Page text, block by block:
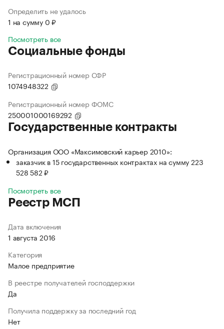
Определить не удалось
1 на сумму 0 ₽
Посмотреть все
Социальные фонды
Регистрационный номер СФР
1074948322
Регистрационный номер ФОМС
250001000169292
Государственные контракты
Организация ООО «Максимовский карьер 2010»:
заказчик в 15 государственных контрактах на сумму 223
528 582 ₽
Посмотреть все
Реестр МСП
Дата включения
1 августа 2016
Категория
Малое предприятие
В реестре получателей господдержки
Да
Получила поддержку за последний год
Нет